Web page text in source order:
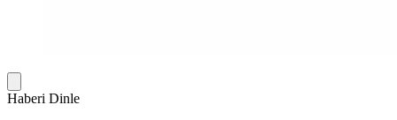
Haberi Dinle